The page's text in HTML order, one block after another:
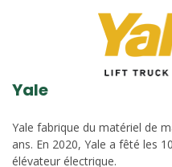
Yale
Yale fabrique du matériel de
ans. En 2020, Yale a fêté les
élévateur électrique.